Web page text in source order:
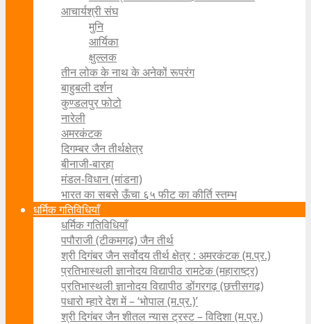
आचार्यश्री संघ
मुनि
आर्यिका
क्षुल्लक
तीन लोक के नाथ के अनेकों रूपरंग
बाहुबली दर्शन
कुण्डलपुर फोटो
नारेली
अमरकंटक
दिगम्बर जैन तीर्थक्षेत्र
बीनाजी-बारहा
मंडल-विधान (मांडना)
भारत का सबसे ऊँचा ६५ फीट का कीर्ति स्तम्भ
धर्मिक गतिविधियाँ
धर्मिक गतिविधियाँ
पपौराजी (टीकमगढ़) जैन तीर्थ
श्री दिगंबर जैन सर्वोदय तीर्थ क्षेत्र : अमरकंटक (म.प्र.)
प्रतिभास्थली ज्ञानोदय विद्यापीठ रामटेक (महाराष्ट्र)
प्रतिभास्थली ज्ञानोदय विद्यापीठ डोंगरगढ़ (छत्तीसगढ़)
पधारो म्हारे देश में – ‘भोपाल (म.प्र.)’
श्री दिगंबर जैन शीतल न्यास ट्रस्ट – विदिशा (म.प्र.)